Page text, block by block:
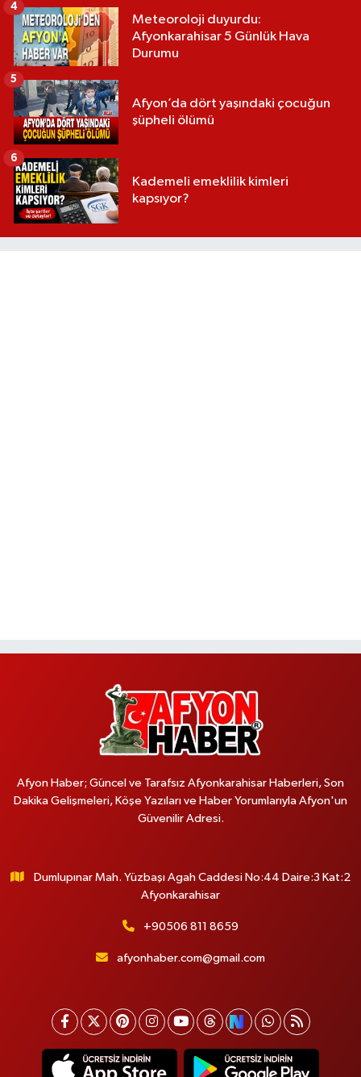
Meteoroloji duyurdu:
Afyonkarahisar 5 Günlük Hava
Durumu
4
Afyon’da dört yaşındaki çocuğun
şüpheli ölümü
5
Kademeli emeklilik kimleri
kapsıyor?
6
Afyon Haber; Güncel ve Tarafsız Afyonkarahisar Haberleri, Son
Dakika Gelişmeleri, Köşe Yazıları ve Haber Yorumlarıyla Afyon'un
Güvenilir Adresi.
Dumlupınar Mah. Yüzbaşı Agah Caddesi No:44 Daire:3 Kat:2
Afyonkarahisar
+90506 811 8659
afyonhaber.com@gmail.com